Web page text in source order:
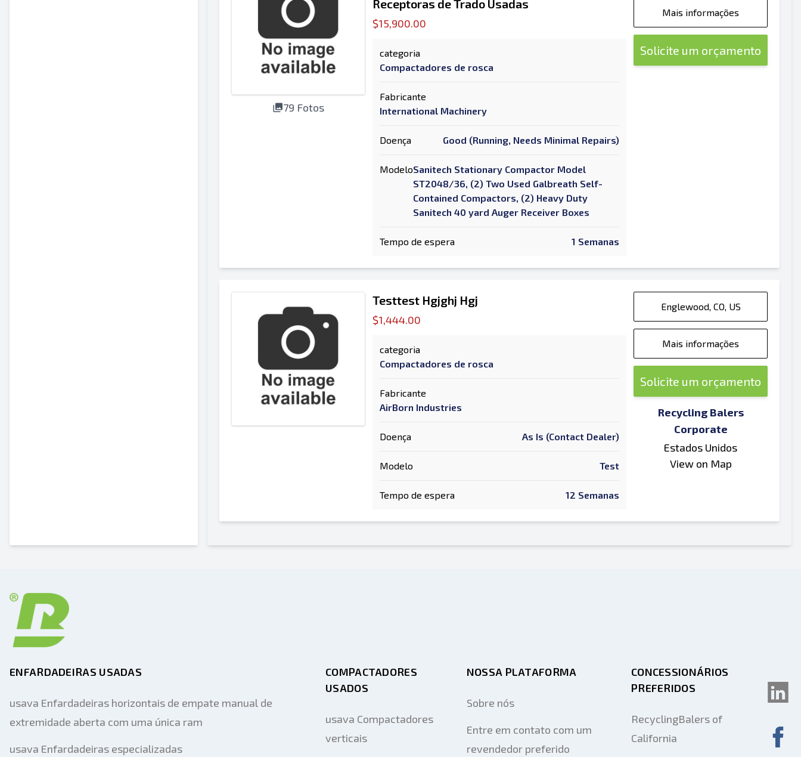
79 Fotos
Receptoras de Trado Usadas
$15,900.00
categoria
Compactadores de rosca
Fabricante
International Machinery
Doença Good (Running, Needs Minimal Repairs)
ModeloSanitech Stationary Compactor Model
ST2048/36, (2) Two Used Galbreath Self-
Contained Compactors, (2) Heavy Duty
Sanitech 40 yard Auger Receiver Boxes
Tempo de espera 1 Semanas
Mais informações
Solicite um orçamento
Testtest Hgjghj Hgj
$1,444.00
categoria
Compactadores de rosca
Fabricante
AirBorn Industries
Doença As Is (Contact Dealer)
Modelo Test
Tempo de espera 12 Semanas
Englewood, CO, US
Mais informações
Solicite um orçamento
Recycling Balers
Corporate
Estados Unidos
View on Map
ENFARDADEIRAS USADAS
usava Enfardadeiras horizontais de empate manual de
extremidade aberta com uma única ram
usava Enfardadeiras especializadas
COMPACTADORES
USADOS
usava Compactadores
verticais
NOSSA PLATAFORMA
Sobre nós
Entre em contato com um
revendedor preferido
CONCESSIONÁRIOS
PREFERIDOS
RecyclingBalers of
California